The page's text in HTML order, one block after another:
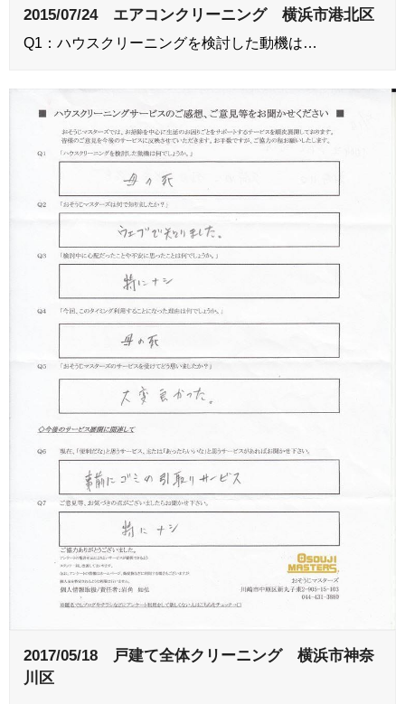
2015/07/24 エアコンクリーニング 横浜市港北区
Q1：ハウスクリーニングを検討した動機は…
2017/05/18 戸建て全体クリーニング 横浜市神奈
川区